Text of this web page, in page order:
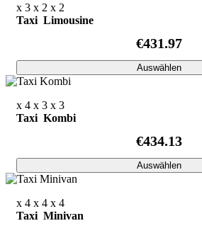
x 3 x 2 x 2
Taxi Limousine
€431.97
Auswählen
x 4 x 3 x 3
Taxi Kombi
€434.13
Auswählen
x 4 x 4 x 4
Taxi Minivan